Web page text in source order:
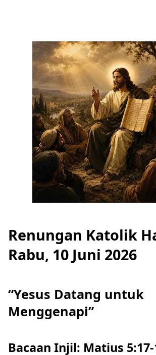
Renungan Katolik
Rabu, 10 Juni 2026
“Yesus Datang untuk
Menggenapi”
Bacaan Injil: Matius 5:17-